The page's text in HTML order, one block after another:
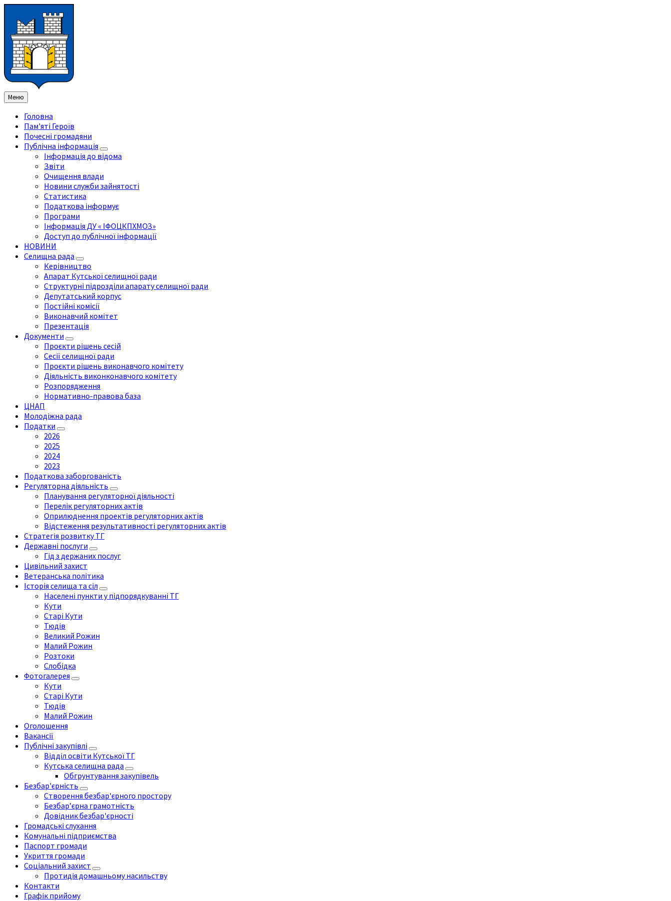
змісту
ліву
бічну
панель
праву
бічну
панель
нижнього
колонтитула
Меню
Головна
Пам'яті Героїв
Почесні громадяни
Публічна інформація
Інформація до відома
Звіти
Очищення влади
Новини служби зайнятості
Статистика
Податкова інформує
Програми
Інформація ДУ « ІФОЦКПХМОЗ»
Доступ до публічної інформації
НОВИНИ
Селищна рада
Керівництво
Апарат Кутської селищної ради
Структурні підрозділи апарату селищної ради
Депутатський корпус
Постійні комісії
Виконавчий комітет
Презентація
Документи
Проєкти рішень сесій
Сесії селищної ради
Проєкти рішень виконавчого комітету
Діяльність виконконавчого комітету
Розпорядження
Нормативно-правова база
ЦНАП
Молодіжна рада
Податки
2026
2025
2024
2023
Податкова заборгованість
Регуляторна діяльність
Планування регуляторної діяльності
Перелік регуляторних актів
Оприлюднення проектів регуляторних актів
Відстеження результативності регуляторних актів
Стратегія розвитку ТГ
Державні послуги
Гід з держаних послуг
Цивільний захист
Ветеранська політика
Історія селища та сіл
Населені пункти у підпорядкуванні ТГ
Кути
Старі Кути
Тюдів
Великий Рожин
Малий Рожин
Розтоки
Слобідка
Фотогалерея
Кути
Старі Кути
Тюдів
Малий Рожин
Оголошення
Вакансії
Публічні закупівлі
Відділ освіти Кутської ТГ
Кутська селищна рада
Обгрунтування закупівель
Безбар'єрність
Створення безбар'єрного простору
Безбар’єрна грамотність
Довідник безбар'єрності
Громадські слухання
Комунальні підприємства
Паспорт громади
Укриття громади
Соціальний захист
Протидія домашньому насильству
Контакти
Графік прийому